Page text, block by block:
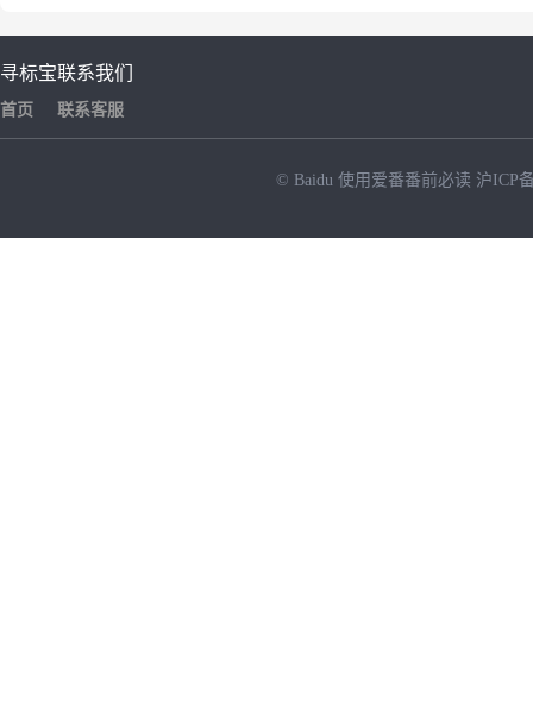
寻标宝
首页
联系我们
联系客服
© Baidu 使用爱番番前必读 沪ICP